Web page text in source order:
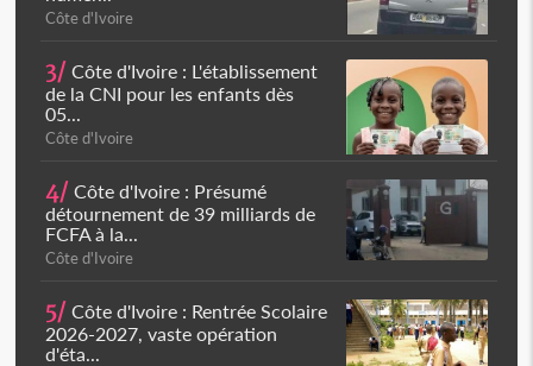
Côte d'Ivoire
3/ Côte d'Ivoire : L'établissement
de la CNI pour les enfants dès
05...
Côte d'Ivoire
4/ Côte d'Ivoire : Présumé
détournement de 39 milliards de
FCFA à la...
Côte d'Ivoire
5/ Côte d'Ivoire : Rentrée Scolaire
2026-2027, vaste opération
d'éta...